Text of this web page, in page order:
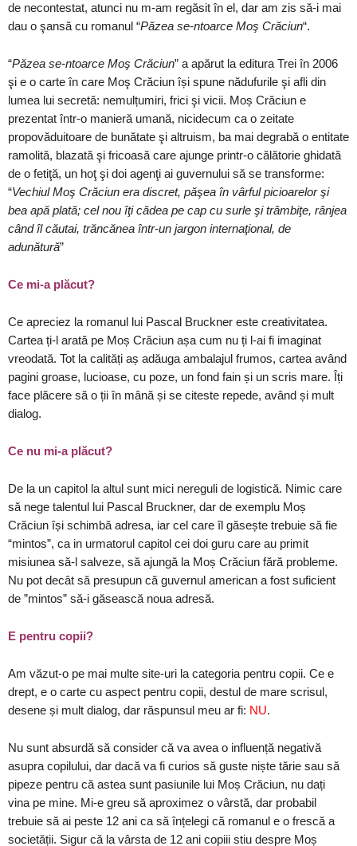
de necontestat, atunci nu m-am regăsit în el, dar am zis să-i mai
dau o şansă cu romanul “Păzea se-ntoarce Moş Crăciun“.
“Păzea se-ntoarce Moş Crăciun” a apărut la editura Trei în 2006
şi e o carte în care Moş Crăciun își spune nădufurile şi afli din
lumea lui secretă: nemulțumiri, frici şi vicii. Moș Crăciun e
prezentat într-o manieră umană, nicidecum ca o zeitate
propovăduitoare de bunătate şi altruism, ba mai degrabă o entitate
ramolită, blazată şi fricoasă care ajunge printr-o călătorie ghidată
de o fetiţă, un hoţ şi doi agenţi ai guvernului să se transforme:
“Vechiul Moş Crăciun era discret, păşea în vârful picioarelor şi
bea apă plată; cel nou îţi cădea pe cap cu surle şi trâmbiţe, rânjea
când îl căutai, trăncănea într-un jargon internaţional, de
adunătură”
Ce mi-a plăcut?
Ce apreciez la romanul lui Pascal Bruckner este creativitatea.
Cartea ți-l arată pe Moș Crăciun așa cum nu ți l-ai fi imaginat
vreodată. Tot la calități aș adăuga ambalajul frumos, cartea având
pagini groase, lucioase, cu poze, un fond fain și un scris mare. Îți
face plăcere să o ții în mână și se citeste repede, având și mult
dialog.
Ce nu mi-a plăcut?
De la un capitol la altul sunt mici nereguli de logistică. Nimic care
să nege talentul lui Pascal Bruckner, dar de exemplu Moș
Crăciun își schimbă adresa, iar cel care îl găsește trebuie să fie
“mintos”, ca in urmatorul capitol cei doi guru care au primit
misiunea să-l salveze, să ajungă la Moș Crăciun fără probleme.
Nu pot decât să presupun că guvernul american a fost suficient
de ”mintos” să-i găsească noua adresă.
E pentru copii?
Am văzut-o pe mai multe site-uri la categoria pentru copii. Ce e
drept, e o carte cu aspect pentru copii, destul de mare scrisul,
desene și mult dialog, dar răspunsul meu ar fi: NU.
Nu sunt absurdă să consider că va avea o influență negativă
asupra copilului, dar dacă va fi curios să guste niște tărie sau să
pipeze pentru că astea sunt pasiunile lui Moș Crăciun, nu dați
vina pe mine. Mi-e greu să aproximez o vârstă, dar probabil
trebuie să ai peste 12 ani ca să înțelegi că romanul e o frescă a
societății. Sigur că la vârsta de 12 ani copiii stiu despre Moș